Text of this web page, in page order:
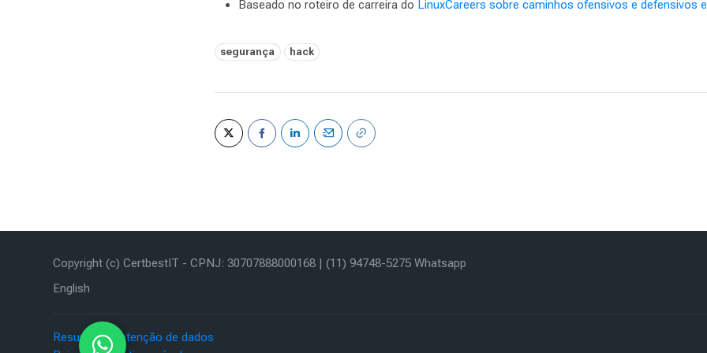
Baseado no roteiro de carreira do LinuxCareers sobre caminhos ofensivos e defensivos
Tags:
segurança hack
Copyright (c) CertbestIT - CPNJ: 30707888000168 | (11) 94748-5275 Whatsapp
English
Resumo de retenção de dados